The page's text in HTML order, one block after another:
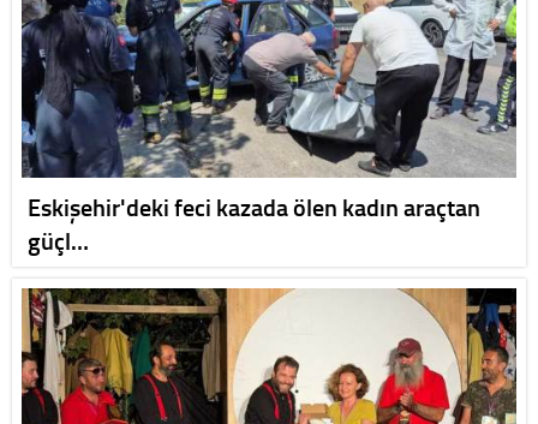
Eskişehir'deki feci kazada ölen kadın araçtan
güçl…